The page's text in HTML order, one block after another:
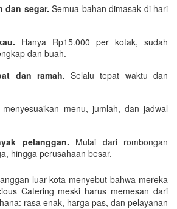
dan segar. Semua bahan dimasak di hari
Hanya Rp15.000 per kotak, sudah
dan buah.
dan ramah. Selalu tepat waktu dan
menyesuaikan menu, jumlah, dan jadwal
pelanggan. Mulai dari rombongan
hingga perusahaan besar.
luar kota menyebut bahwa mereka
Catering meski harus memesan dari
rasa enak, harga pas, dan pelayanan